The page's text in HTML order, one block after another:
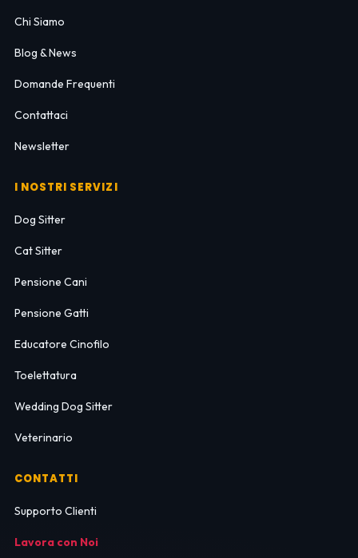
Chi Siamo
Blog & News
Domande Frequenti
Contattaci
Newsletter
I NOSTRI SERVIZI
Dog Sitter
Cat Sitter
Pensione Cani
Pensione Gatti
Educatore Cinofilo
Toelettatura
Wedding Dog Sitter
Veterinario
CONTATTI
Supporto Clienti
Lavora con Noi